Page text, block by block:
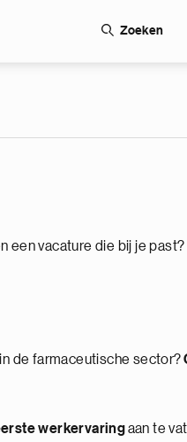
Zoeken
een vacature die bij je
in de farmaceutische sector?
werkervaringaan te